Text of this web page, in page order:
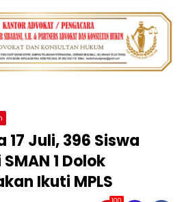
17 Juli, 396 Siswa
1 Dolok
Ikuti MPLS